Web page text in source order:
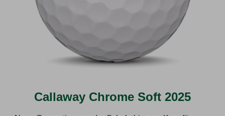
Callaway Chrome Soft 2025